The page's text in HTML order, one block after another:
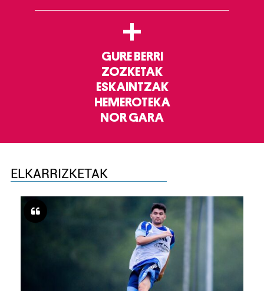
+
GURE BERRI
ZOZKETAK
ESKAINTZAK
HEMEROTEKA
NOR GARA
ELKARRIZKETAK